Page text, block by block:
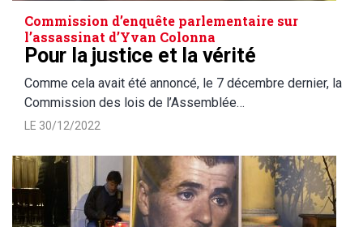
Commission d’enquête parlementaire sur
l’assassinat d’Yvan Colonna
Pour la justice et la vérité
Comme cela avait été annoncé, le 7 décembre dernier, la
Commission des lois de l’Assemblée…
LE 30/12/2022